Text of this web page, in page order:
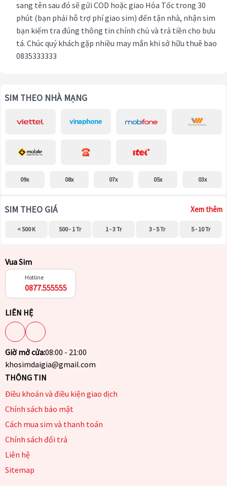
sang tên sau đó sẽ gửi COD hoặc giao Hỏa Tốc trong 30
phút (bạn phải hỗ trợ phí giao sim) đến tận nhà, nhận sim
bạn kiểm tra đúng thông tin chính chủ và trả tiền cho bưu
tá. Chúc quý khách gặp nhiều may mắn khi sở hữu thuê bao
0835333333
SIM THEO NHÀ MẠNG
09x 08x 07x 05x 03x
SIM THEO GIÁ Xem thêm
< 500 K 500 - 1 Tr 1 - 3 Tr 3 - 5 Tr 5 - 10 Tr
Vua Sim
Hotline
0877.555555
LIÊN HỆ
Giờ mở cửa:08:00 - 21:00
khosimdaigia@gmail.com
THÔNG TIN
Điều khoản và điều kiện giao dịch
Chính sách bảo mật
Cách mua sim và thanh toán
Chính sách đổi trả
Liên hệ
Sitemap